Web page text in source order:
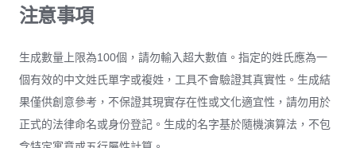
注意事項
生成數量上限為100個，請勿輸入超大數值。指定的姓氏應為一
個有效的中文姓氏單字或複姓，工具不會驗證其真實性。生成結
果僅供創意參考，不保證其現實存在性或文化適宜性，請勿用於
正式的法律命名或身份登記。生成的名字基於隨機演算法，不包